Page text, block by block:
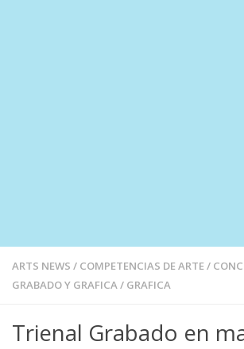
ARTS NEWS / COMPETENCIAS DE ARTE/
GRABADO Y GRAFICA/ GRAFICA
Trienal Grabado en